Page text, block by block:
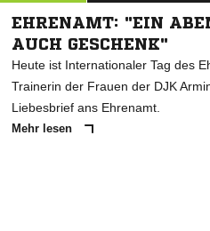
EHRENAMT: "EIN
AUCH GESCHENK"
Heute ist Internationaler Tag des
Trainerin der Frauen der DJK
Liebesbrief ans Ehrenamt.
Mehr lesen